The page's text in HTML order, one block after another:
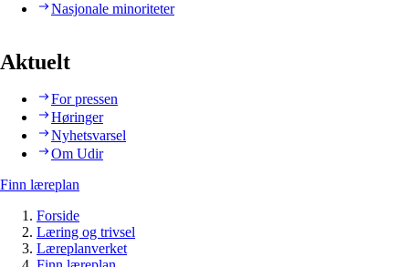
Nasjonale minoriteter
Aktuelt
For pressen
Høringer
Nyhetsvarsel
Om Udir
Finn læreplan
Forside
Læring og trivsel
Læreplanverket